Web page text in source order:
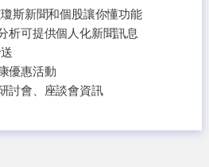
斯新聞和個股讓你懂功能
析可提供個人化新聞訊息
優惠活動
討會、座談會資訊